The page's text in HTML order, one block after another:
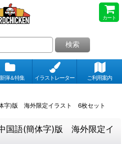
カート
検索
弾＆特集 イラストレーター ご利用案内
字)版 海外限定イラスト 6枚セット
国語(簡体字)版 海外限定イ